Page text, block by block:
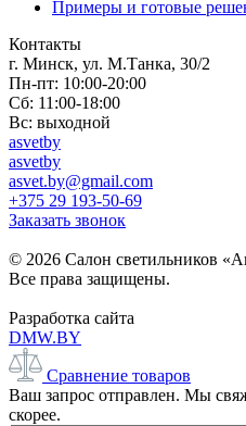
Примеры и готовые
Контакты
г. Минск, ул. М.Танка, 30/2
Пн-пт: 10:00-20:00
Сб: 11:00-18:00
Вс: выходной
asvetby
asvetby
asvet.by@gmail.com
+375 29 193-50-69
Заказать звонок
© 2026 Салон светильников
Все права защищены.
Разработка сайта
DMW.BY
Сравнение товаров
Ваш запрос отправлен. Мы
скорее.